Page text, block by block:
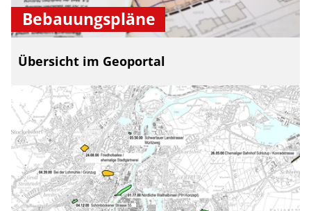
Bebauungspläne
Übersicht im Geoportal